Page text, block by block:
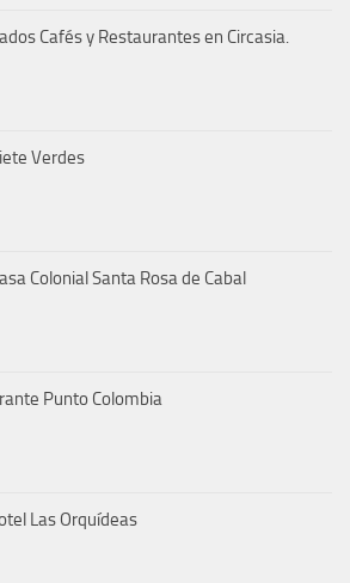
Cafés y Restaurantes en Circasia.
Verdes
Colonial Santa Rosa de Cabal
Punto Colombia
Las Orquídeas